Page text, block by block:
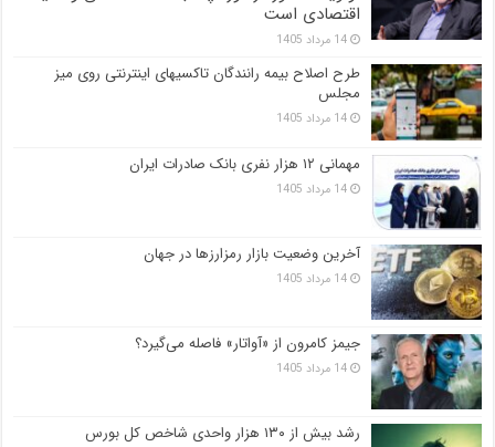
اقتصادی است
14 مرداد 1405
طرح اصلاح بیمه رانندگان تاکسیهای اینترنتی روی میز
مجلس
14 مرداد 1405
مهمانی ۱۲ هزار نفری بانک صادرات ایران
14 مرداد 1405
آخرین وضعیت بازار رمزارزها در جهان
14 مرداد 1405
جیمز کامرون از «آواتار» فاصله می‌گیرد؟
14 مرداد 1405
رشد بیش از ۱۳۰ هزار واحدی شاخص کل بورس